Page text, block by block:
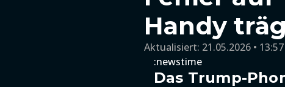
Handy
Aktualisiert: 21.05.2026 •
:newstime
Das Trump-